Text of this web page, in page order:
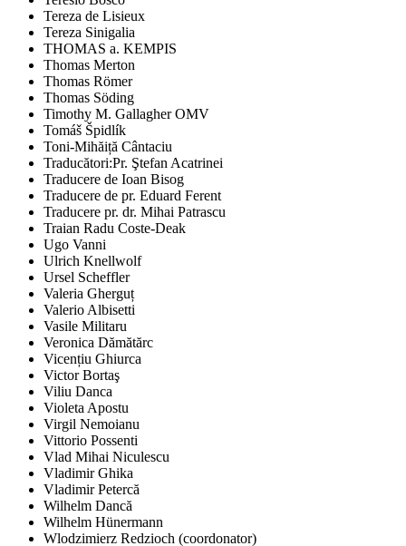
Tereza de Lisieux
Tereza Sinigalia
THOMAS a. KEMPIS
Thomas Merton
Thomas Römer
Thomas Söding
Timothy M. Gallagher OMV
Tomáš Špidlík
Toni-Mihăiță Cântaciu
Traducători:Pr. Ştefan Acatrinei
Traducere de Ioan Bisog
Traducere de pr. Eduard Ferent
Traducere pr. dr. Mihai Patrascu
Traian Radu Coste-Deak
Ugo Vanni
Ulrich Knellwolf
Ursel Scheffler
Valeria Gherguț
Valerio Albisetti
Vasile Militaru
Veronica Dămătărc
Vicențiu Ghiurca
Victor Bortaş
Viliu Danca
Violeta Apostu
Virgil Nemoianu
Vittorio Possenti
Vlad Mihai Niculescu
Vladimir Ghika
Vladimir Petercă
Wilhelm Dancă
Wilhelm Hünermann
Wlodzimierz Redzioch (coordonator)